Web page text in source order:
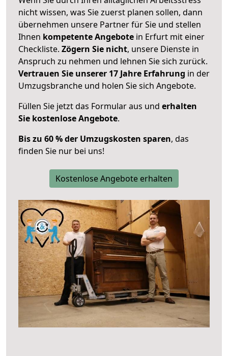
nicht wissen, was Sie zuerst planen sollen, dann
übernehmen unsere Partner für Sie und stellen
Ihnen kompetente Angebote in Erfurt mit einer
Checkliste. Zögern Sie nicht, unsere Dienste in
Anspruch zu nehmen und lehnen Sie sich zurück.
Vertrauen Sie unserer 17 Jahre Erfahrung in der
Umzugsbranche und holen Sie sich Angebote.
Füllen Sie jetzt das Formular aus und erhalten
Sie kostenlose Angebote.
Bis zu 60 % der Umzugskosten sparen, das
finden Sie nur bei uns!
Kostenlose Angebote erhalten